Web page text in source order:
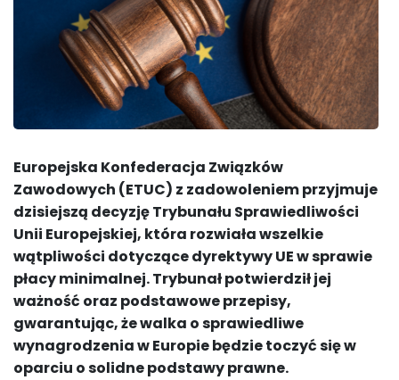
Europejska Konfederacja Związków
Zawodowych (ETUC) z zadowoleniem przyjmuje
dzisiejszą decyzję Trybunału Sprawiedliwości
Unii Europejskiej, która rozwiała wszelkie
wątpliwości dotyczące dyrektywy UE w sprawie
płacy minimalnej. Trybunał potwierdził jej
ważność oraz podstawowe przepisy,
gwarantując, że walka o sprawiedliwe
wynagrodzenia w Europie będzie toczyć się w
oparciu o solidne podstawy prawne.